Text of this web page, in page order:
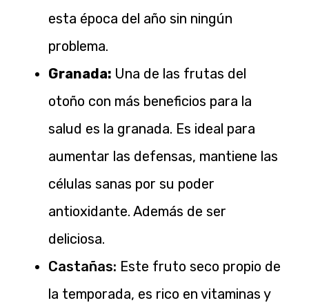
esta época del año sin ningún
problema.
Granada: Una de las frutas del
otoño con más beneficios para la
salud es la granada. Es ideal para
aumentar las defensas, mantiene las
células sanas por su poder
antioxidante. Además de ser
deliciosa.
Castañas: Este fruto seco propio de
la temporada, es rico en vitaminas y